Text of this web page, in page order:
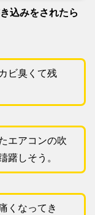
込みをされたら
ビ臭くて残
エアコンの吹
躇しそう。
くなってき